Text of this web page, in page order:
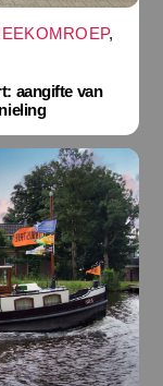
,
aangifte van